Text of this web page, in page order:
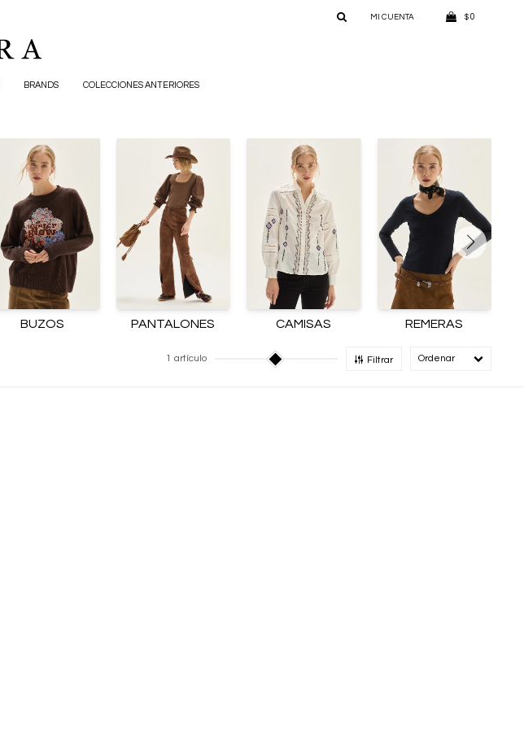
BRANDS COLECCIONES ANTERIORES
$ 0
BUZOS PANTALONES CAMISAS REMERAS
1 artículo Filtrar